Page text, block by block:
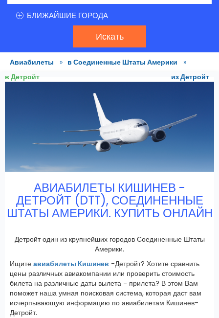
БЛИЖАЙШИЕ ГОРОДА
Искать
Авиабилеты » в Соединенные Штаты Америки »
в Детройт
из Детройт
АВИАБИЛЕТЫ КИШИНЕВ -
ДЕТРОЙТ (DTT), СОЕДИНЕННЫЕ
ШТАТЫ АМЕРИКИ. КУПИТЬ ОНЛАЙН
Детройт один из крупнейших городов Соединенные Штаты
Америки.
Ищите авиабилеты Кишинев -Детройт? Хотите сравнить
цены различных авиакомпании или проверить стоимость
билета на различные даты вылета - прилета? В этом Вам
поможет наша умная поисковая система, которая даст вам
исчерпывающую информацию по авиабилетам Кишинев-
Детройт.